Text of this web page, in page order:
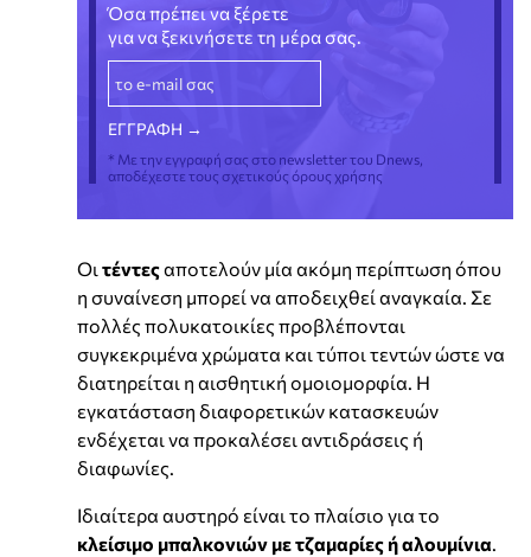
Όσα πρέπει να ξέρετε
για να ξεκινήσετε τη μέρα σας.
* Με την εγγραφή σας στο newsletter του Dnews,
αποδέχεστε τους σχετικούς όρους χρήσης
Οι τέντεςαποτελούν μία ακόμη περίπτωση όπου
η συναίνεση μπορεί να αποδειχθεί αναγκαία. Σε
πολλές πολυκατοικίες προβλέπονται
συγκεκριμένα χρώματα και τύποι τεντών ώστε να
διατηρείται η αισθητική ομοιομορφία. Η
εγκατάσταση διαφορετικών κατασκευών
ενδέχεται να προκαλέσει αντιδράσεις ή
διαφωνίες.
Ιδιαίτερα αυστηρό είναι το πλαίσιο για το
κλείσιμο μπαλκονιών με τζαμαρίες ή αλουμίνια.